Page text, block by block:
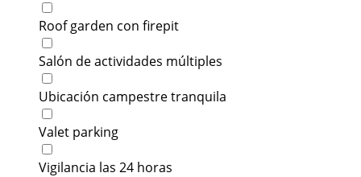
Roof garden con firepit
Salón de actividades múltiples
Ubicación campestre tranquila
Valet parking
Vigilancia las 24 horas